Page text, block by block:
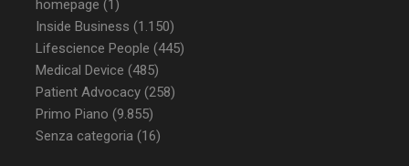
homepage (1)
Inside Business (1.150)
Lifescience People (445)
Medical Device (485)
Patient Advocacy (258)
Primo Piano (9.855)
Senza categoria (16)
_ga_Z2VT792F98
tracking-sites-
ironfish-tracking-